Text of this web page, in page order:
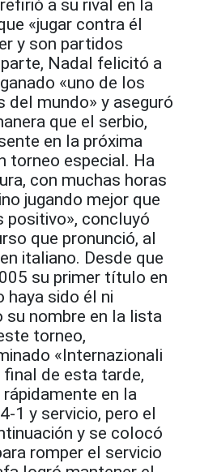
a su rival en la
«jugar contra él
y son partidos
Nadal felicitó a
«uno de los
del mundo» y aseguró
que el serbio,
en la próxima
torneo especial. Ha
con muchas horas
jugando mejor que
positivo», concluyó
que pronunció, al
italiano. Desde que
su primer título en
haya sido él ni
su nombre en la lista
torneo,
«Internazionali
final de esta tarde,
en la
1 y servicio, pero el
y se colocó
romper el servicio